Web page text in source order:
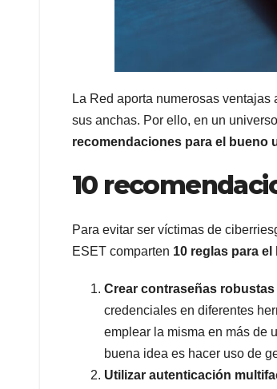
La Red aporta numerosas
sus anchas. Por ello, en un
recomendaciones para el bueno
10
Para evitar ser víctimas de
ESET comparten 10 reglas para
Crear contraseñas
credenciales en diferentes
emplear la misma en más de
buena idea es hacer uso de
Utilizar autenticación